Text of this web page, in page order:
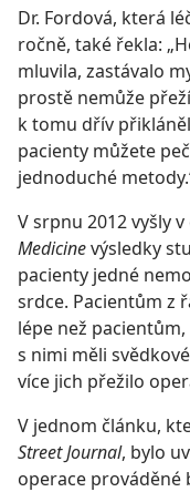
Dr. Fordová, která
ročně, také řekla:
mluvila, zastávalo
prostě nemůže
k tomu dřív
pacienty můžete
jednoduché
V srpnu 2012 vyšly
Medicinevýsledky
pacienty jedné
srdce. Pacientům z
lépe než
s nimi měli
více jich přežilo
V jednom článku,
Street Journal, bylo
operace prováděné